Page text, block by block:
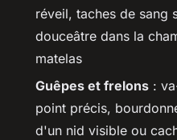
réveil, taches de sang
douceâtre dans la
matelas
Guêpes et frelons :
point précis,
d'un nid visible ou